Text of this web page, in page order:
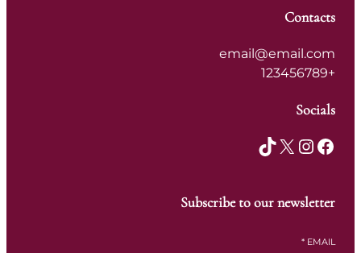
Contacts
email@email.com
+123456789
Socials
Facebook
Instagram
X
TikTok
Subscribe to our newsletter
EMAIL
*